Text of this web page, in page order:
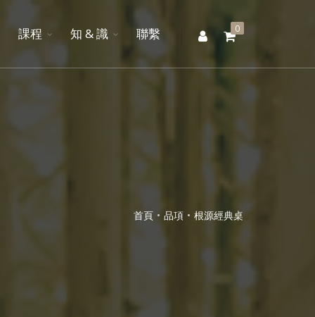
0
課程 知 & 識 聯繫
首頁 品項 根源經典桌